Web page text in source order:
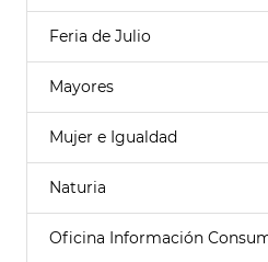
Feria de Julio
Mayores
Mujer e Igualdad
Naturia
Oficina Información